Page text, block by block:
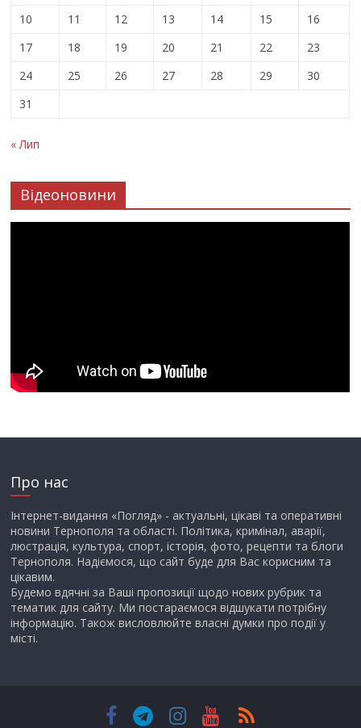
10
11 12 13 14 15
16
17
18 19 20 21 22
23
24
25 26 27 28 29
30
31
« Лип
Відеоновини
Про нас
Інтернет-видання «Погляд» - актуальні, цікаві та оперативні
новини Тернополя та області. Політика, кримінал, аварії,
люстрація, культура, спорт, історія, фото, рецепти та блоги
Тернополя. Надіємося, що сайт буде для Вас корисним та
цікавим.
Будемо вдячні за Ваші пропозиції щодо нових рубрик та
тематик для сайту. Ми постараємося відшукати потрібну
інформацію. Також висловлюйте власні думки про події у
місті.